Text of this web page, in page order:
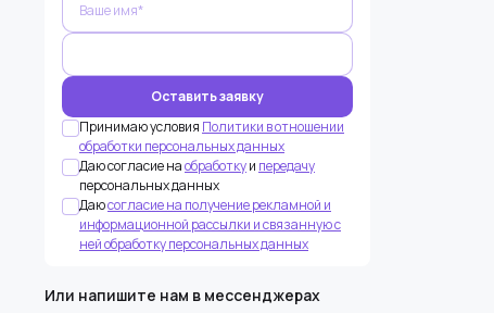
Принимаю условия Политики в отношении
обработки персональных данных
Даю согласие наобработкуи передачу
персональных данных
Даюсогласие на получение рекламной и
информационной рассылки и связанную с
ней обработку персональных данных
Или напишите нам в мессенджерах